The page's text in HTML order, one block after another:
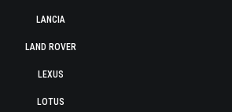
LANCIA
LAND ROVER
LEXUS
LOTUS